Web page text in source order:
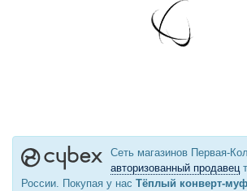
Сеть магазинов Первая-
авторизованный продавец
России. Покупая у нас Тёплый конверт-